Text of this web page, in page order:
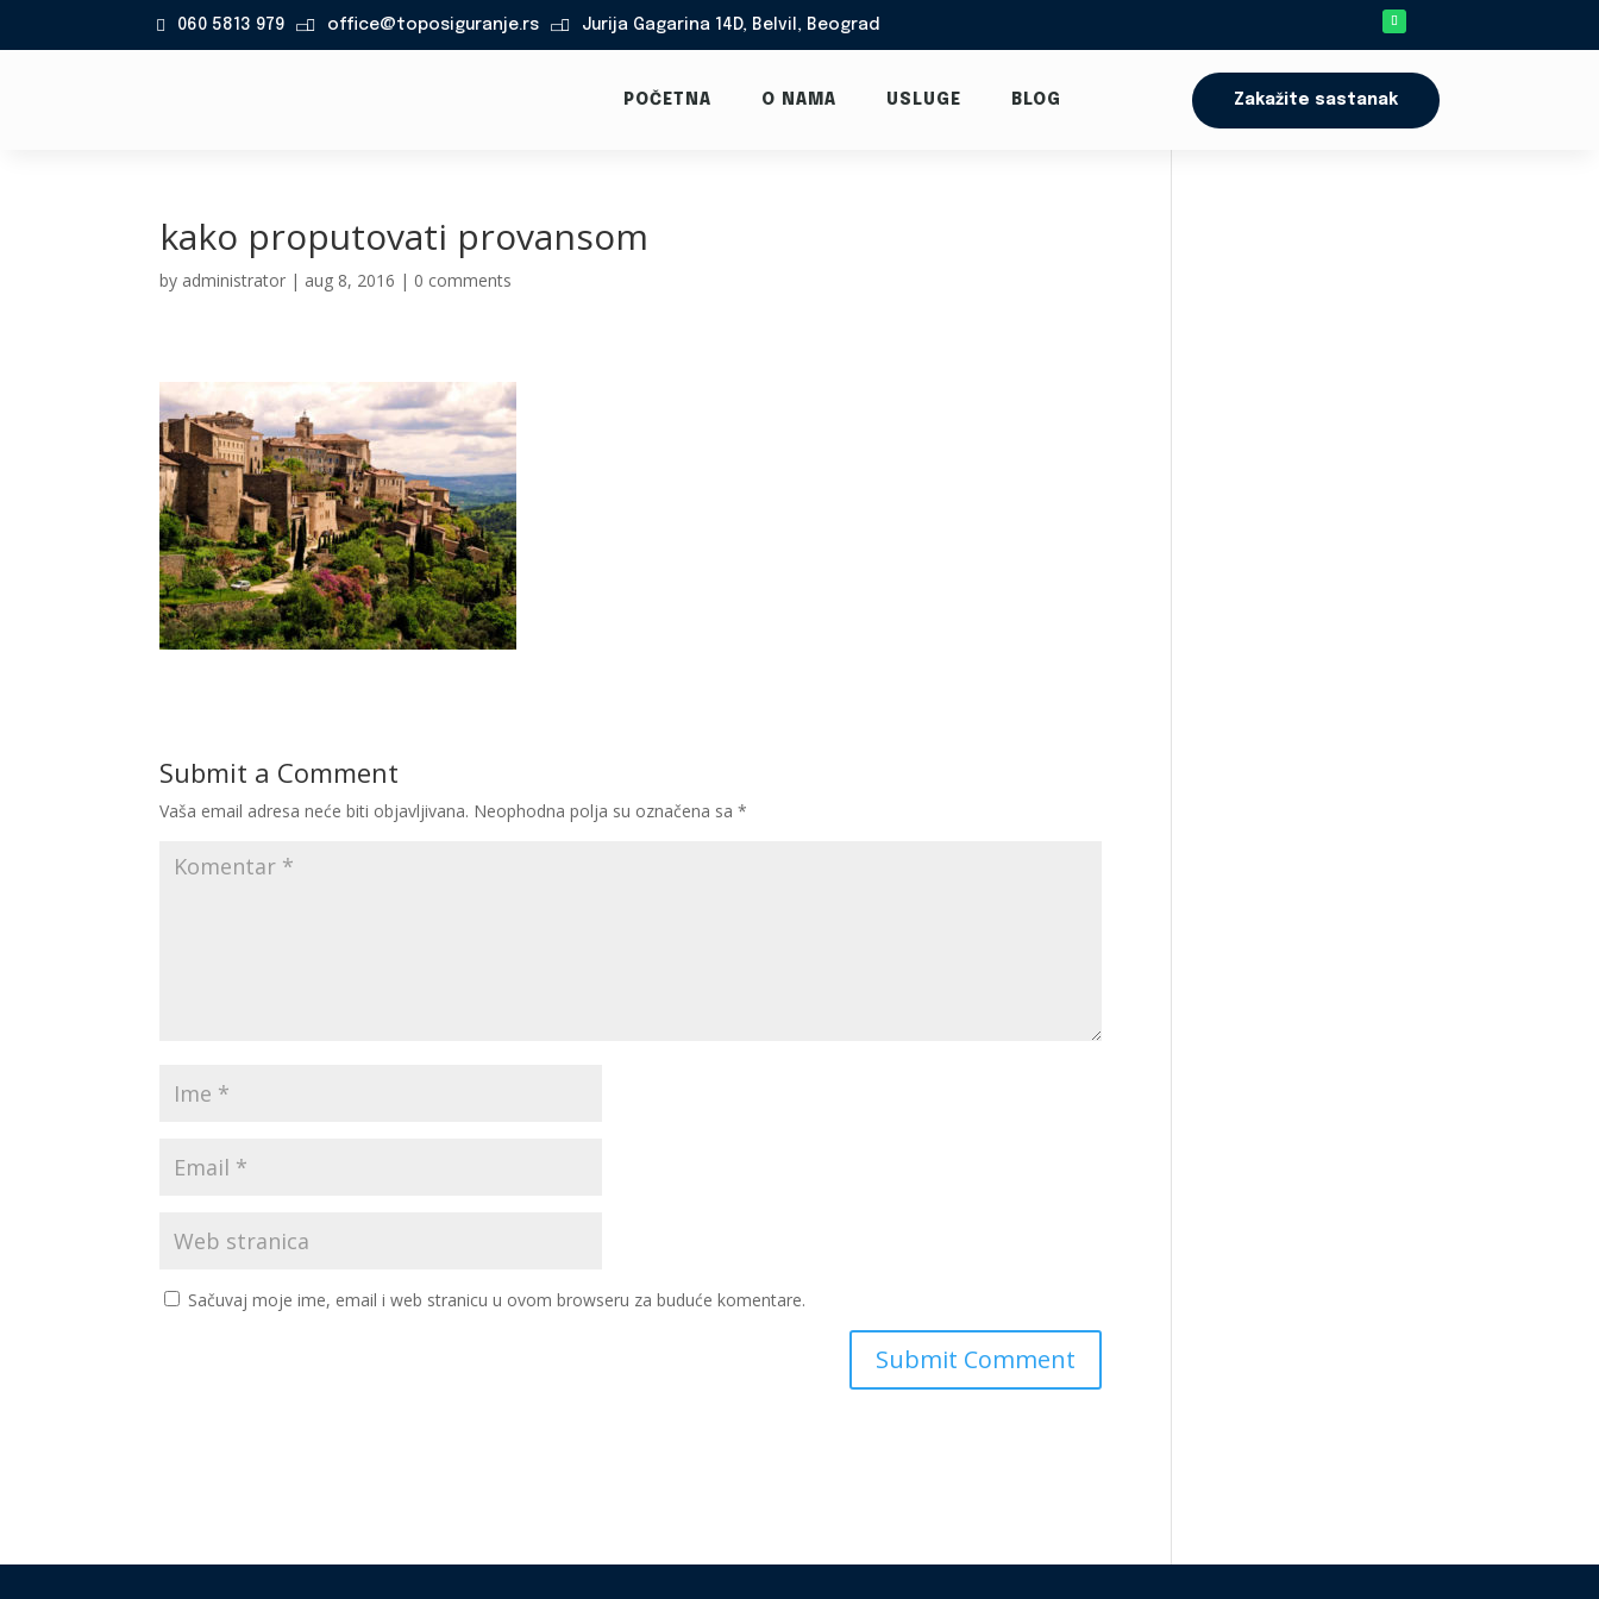
060 5813 979  office@toposiguranje.rs  Jurija Gagarina 14D, Belvil, Beograd
POČETNA O NAMA USLUGE BLOG Zakažite sastanak
kako proputovati provansom
by administrator | aug 8, 2016 | 0 comments
Submit a Comment
Vaša email adresa neće biti objavljivana. Neophodna polja su označena sa*
Sačuvaj moje ime, email i web stranicu u ovom browseru za buduće komentare.